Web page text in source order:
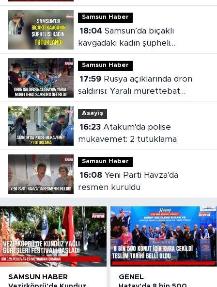
Samsun Haber
18:04
kavgadaki kadın şüpheli
tutuklandı
Samsun Haber
17:59Rusya açıklarında dron
saldırısı: Yaralı mürettebat
Samsun'a getirildi
Asayiş
16:23Atakum'da polise
mukavemet: 2 tutuklama
Samsun Haber
16:08Yeni Parti Havza'da
resmen kuruldu
SAMSUN HABER GENEL